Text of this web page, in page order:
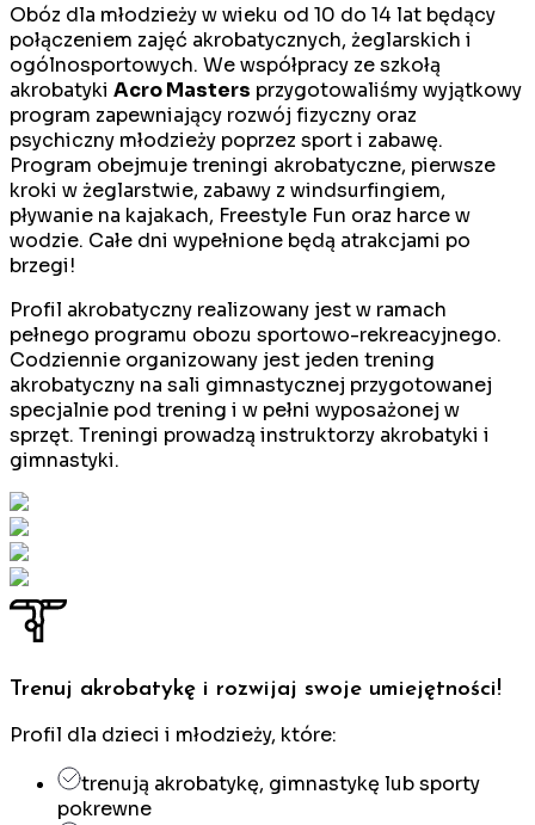
Obóz dla młodzieży w wieku od 10 do 14 lat będący
połączeniem zajęć akrobatycznych, żeglarskich i
ogólnosportowych. We współpracy ze szkołą
akrobatyki Acro Masters przygotowaliśmy wyjątkowy
program zapewniający rozwój fizyczny oraz
psychiczny młodzieży poprzez sport i zabawę.
Program obejmuje treningi akrobatyczne, pierwsze
kroki w żeglarstwie, zabawy z windsurfingiem,
pływanie na kajakach, Freestyle Fun oraz harce w
wodzie. Całe dni wypełnione będą atrakcjami po
brzegi!
Profil akrobatyczny realizowany jest w ramach
pełnego programu obozu sportowo-rekreacyjnego.
Codziennie organizowany jest jeden trening
akrobatyczny na sali gimnastycznej przygotowanej
specjalnie pod trening i w pełni wyposażonej w
sprzęt. Treningi prowadzą instruktorzy akrobatyki i
gimnastyki.
Trenuj akrobatykę i rozwijaj swoje umiejętności!
Profil dla dzieci i młodzieży, które:
trenują akrobatykę, gimnastykę lub sporty
pokrewne